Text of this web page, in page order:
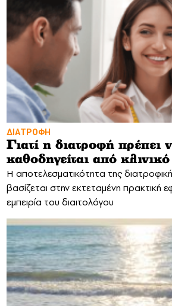
ΔΙΑΤΡΟΦΗ
Γιατί η διατροφή πρέπει
καθοδηγείται από
Η αποτελεσματικότητα της
βασίζεται στην εκτεταμένη πρακτική
εμπειρία του διαιτολόγου